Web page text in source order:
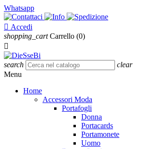
Whatsapp
 Accedi
shopping_cart Carrello (0)

search
clear
Menu
Home
Accessori Moda
Portafogli
Donna
Portacards
Portamonete
Uomo